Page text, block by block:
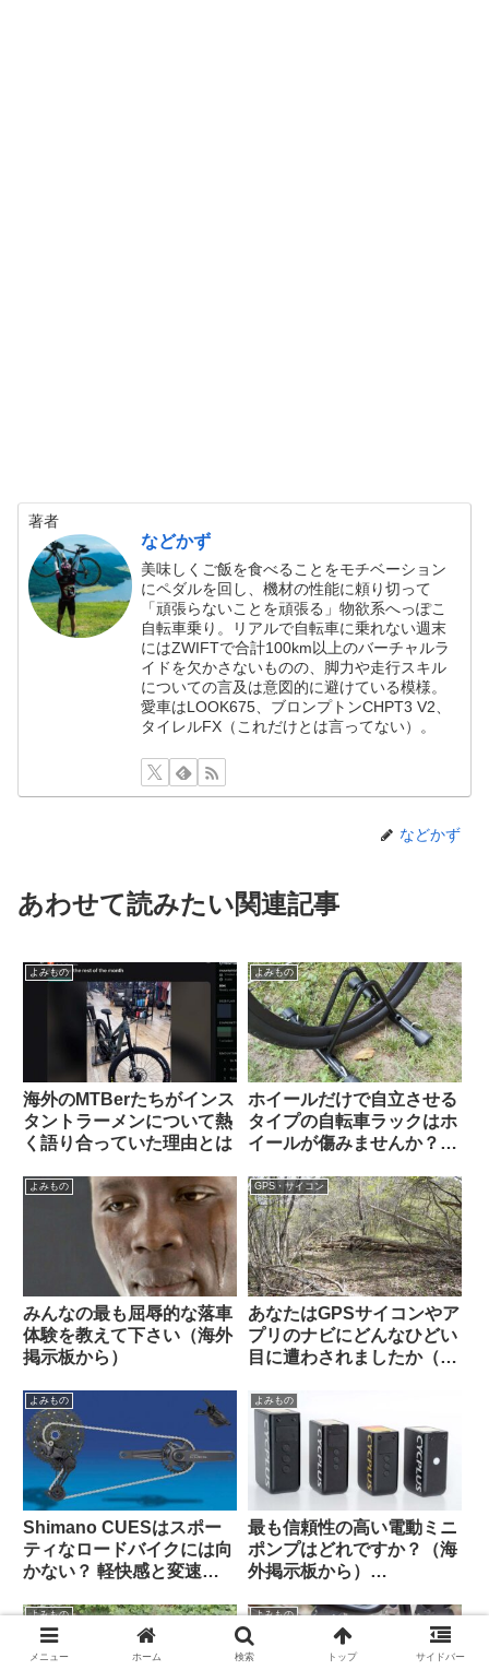
著者
などかず
美味しくご飯を食べることをモチベーション
にペダルを回し、機材の性能に頼り切って
「頑張らないことを頑張る」物欲系へっぽこ
自転車乗り。リアルで自転車に乗れない週末
にはZWIFTで合計100km以上のバーチャルラ
イドを欠かさないものの、脚力や走行スキル
についての言及は意図的に避けている模様。
愛車はLOOK675、ブロンプトンCHPT3 V2、
タイレルFX（これだけとは言ってない）。
などかず
あわせて読みたい関連記事
よみもの
海外のMTBerたちがインス
タントラーメンについて熱
く語り合っていた理由とは
よみもの
ホイールだけで自立させる
タイプの自転車ラックはホ
イールが傷みませんか？
から）Felgenkiller
よみもの
みんなの最も屈辱的な落車
体験を教えて下さい（海外
掲示板から）
GPS・サイコン
あなたはGPSサイコンやア
プリのナビにどんなひどい
目に遭わされましたか（海
よみもの
Shimano CUESはスポー
ティなロードバイクには向
かない？ 軽快感と変速の
（海外掲示板から）
よみもの
最も信頼性の高い電動ミニ
ポンプはどれですか？（海
外掲示板から）
Silca / Fanttik / Trek /
Fumpa Pumpa】
よみもの よみもの
メニュー ホーム 検索 トップ サイドバー